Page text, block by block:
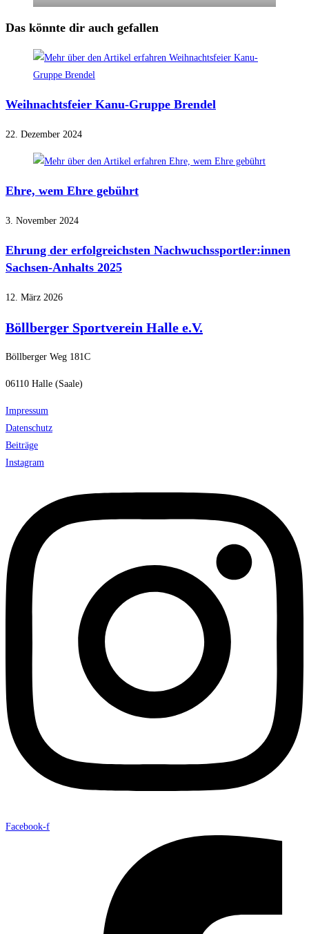
Das könnte dir auch gefallen
Weihnachtsfeier Kanu-Gruppe Brendel
22. Dezember 2024
Ehre, wem Ehre gebührt
3. November 2024
Ehrung der erfolgreichsten Nachwuchssportler:innen
Sachsen-Anhalts 2025
12. März 2026
Böllberger Sportverein Halle e.V.
Böllberger Weg 181C
06110 Halle (Saale)
Impressum
Datenschutz
Beiträge
Instagram
Facebook-f